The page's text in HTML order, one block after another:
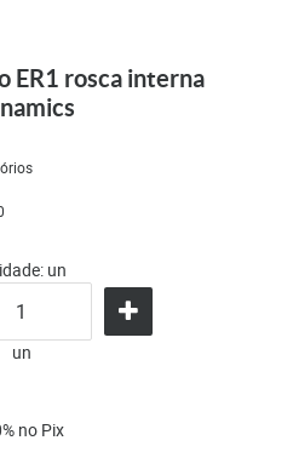
ER1 rosca interna
un
un
no Pix